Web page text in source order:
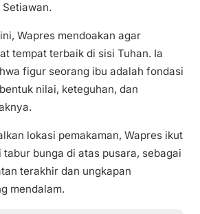
Wapres mendoakan agar
tempat terbaik di sisi Tuhan. Ia
figur seorang ibu adalah fondasi
nilai, keteguhan, dan
lokasi pemakaman, Wapres ikut
tabur bunga di atas pusara, sebagai
terakhir dan ungkapan
mendalam.